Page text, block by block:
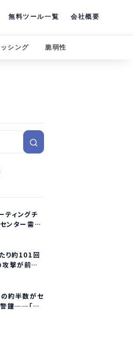
無料ツール一覧 会社概要
シング 脆弱性
ティングチ
ンター需要
1.1兆ドル
り約101回
撃が前年
約半数がセ
警鐘──「シ
に